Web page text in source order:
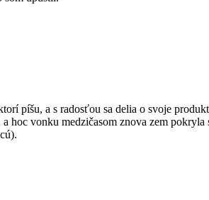
píšu, a s radosťou sa delia o svoje
hoc vonku medzičasom znova zem